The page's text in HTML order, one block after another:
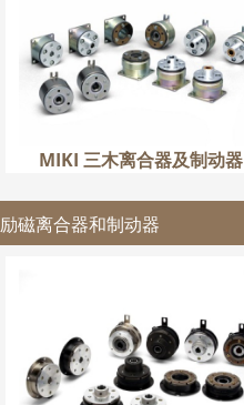
MIKI 三木离合器及制动器
更多
励磁离合器和制动器
更多